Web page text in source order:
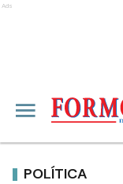
Ads
POLÍTICA